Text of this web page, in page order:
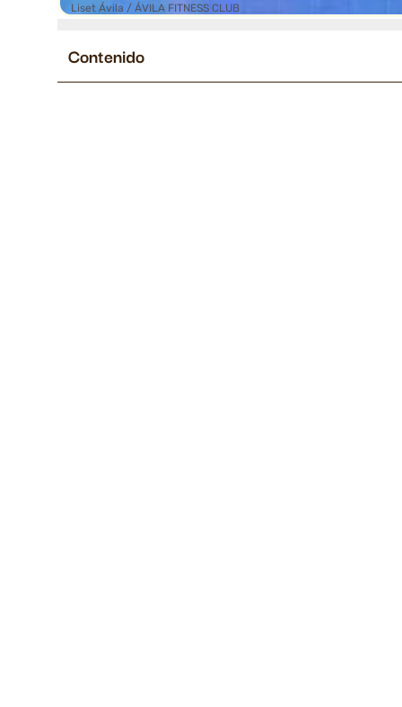
Liset Ávila / ÁVILA FITNESS CLUB
Contenido